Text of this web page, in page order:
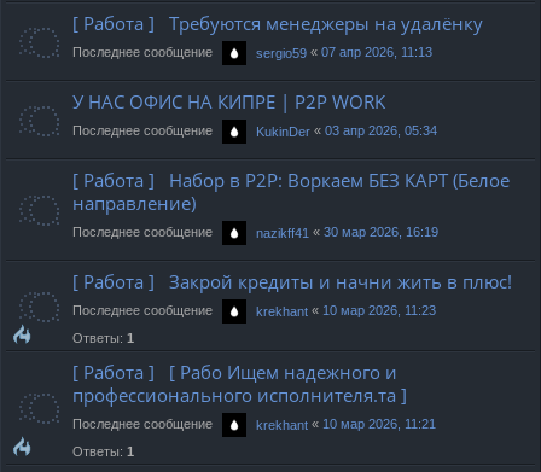
[ Работа ] Требуются менеджеры на удалёнку
Последнее сообщение sergio59 « 07 апр 2026, 11:13
У НАС ОФИС НА КИПРЕ | P2P WORK
Последнее сообщение KukinDer « 03 апр 2026, 05:34
[ Работа ] Набор в P2P: Воркаем БЕЗ КАРТ (Белое
направление)
Последнее сообщение nazikff41 « 30 мар 2026, 16:19
[ Работа ] Закрой кредиты и начни жить в плюс!
Последнее сообщение krekhant « 10 мар 2026, 11:23
Ответы: 1
[ Работа ] [ Рабо Ищем надежного и
профессионального исполнителя.та ]
Последнее сообщение krekhant « 10 мар 2026, 11:21
Ответы: 1